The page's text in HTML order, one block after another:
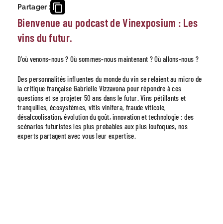
Partager :
Bienvenue au podcast de Vinexposium : Les
vins du futur.
D’où venons-nous ? Où sommes-nous maintenant ? Où allons-nous ?
Des personnalités influentes du monde du vin se relaient au micro de
la critique française Gabrielle Vizzavona pour répondre à ces
questions et se projeter 50 ans dans le futur. Vins pétillants et
tranquilles, écosystèmes, vitis vinifera, fraude viticole,
désalcoolisation, évolution du goût, innovation et technologie : des
scénarios futuristes les plus probables aux plus loufoques, nos
experts partagent avec vous leur expertise.